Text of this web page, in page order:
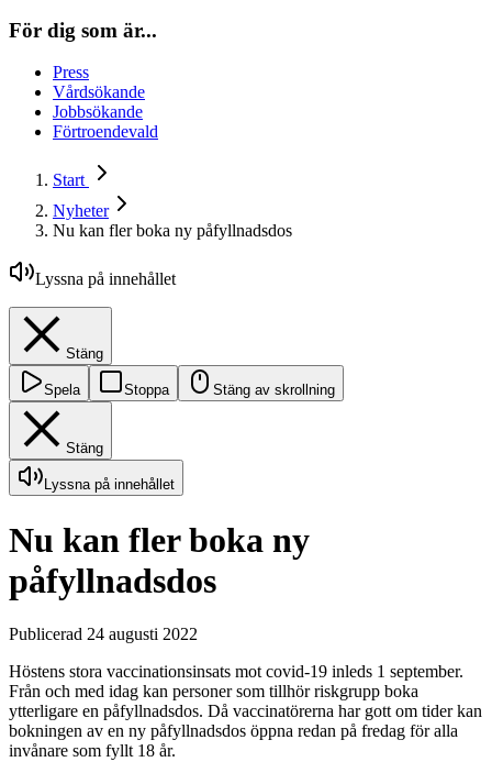
För dig som är...
Press
Vårdsökande
Jobbsökande
Förtroendevald
Start
Nyheter
Nu kan fler boka ny påfyllnadsdos
Lyssna på innehållet
Stäng
Spela Stoppa Stäng av skrollning
Stäng
Lyssna på innehållet
Nu kan fler boka ny
påfyllnadsdos
Publicerad 24 augusti 2022
Höstens stora vaccinationsinsats mot covid-19 inleds 1 september.
Från och med idag kan personer som tillhör riskgrupp boka
ytterligare en påfyllnadsdos. Då vaccinatörerna har gott om tider kan
bokningen av en ny påfyllnadsdos öppna redan på fredag för alla
invånare som fyllt 18 år.